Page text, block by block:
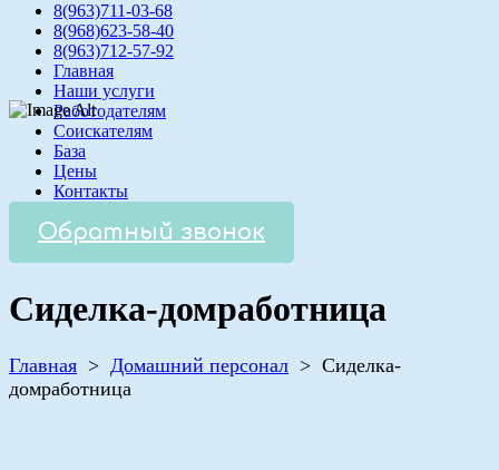
8(963)711-03-68
8(968)623-58-40
8(963)712-57-92
Главная
Наши услуги
Работодателям
Соискателям
База
Цены
Контакты
Обратный звонок
Сиделка-домработница
Главная > Домашний персонал > Сиделка-
домработница